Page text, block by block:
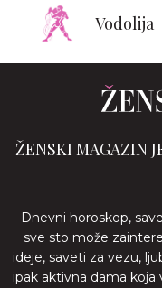
Vodolija
ŽENSKI MAGAZIN
Dnevni horoskop,
sve sto može
ideje, saveti za vezu,
ipak aktivna dama